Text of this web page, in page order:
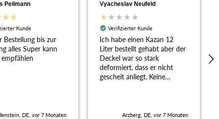
Peilmann
Kunde
Bestellung bis zur
alles Super kann
DE, vor 7 Monaten
Vyacheslav Neufeld
Verifizierter Kunde
Ich habe einen Kazan 12
Liter bestellt gehabt aber der
Deckel war so stark
deformiert, dass er nicht
gescheit anliegt. Keine
Arzberg, DE, vor 7 Monaten